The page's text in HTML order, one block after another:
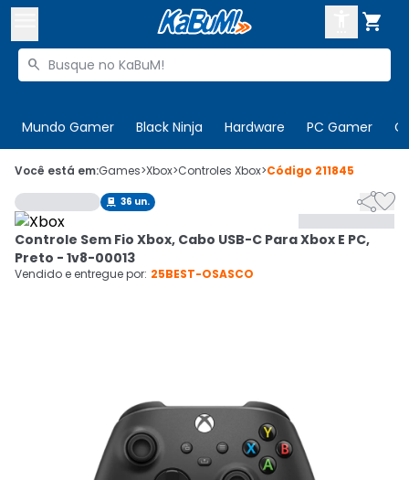

Buscar produtos

Mundo Gamer Black Ninja Hardware PC Gamer
 Olá. Acesse sua conta
 Departamentos
Cupons
CADASTRE-SE
Você está em:Games>Xbox>Controles Xbox>Código 211845
 36 un. 
Controle Sem Fio Xbox, Cabo USB-C Para Xbox E PC,
Preto - 1v8-00013
Vendido e entregue por: 25BEST-OSASCO